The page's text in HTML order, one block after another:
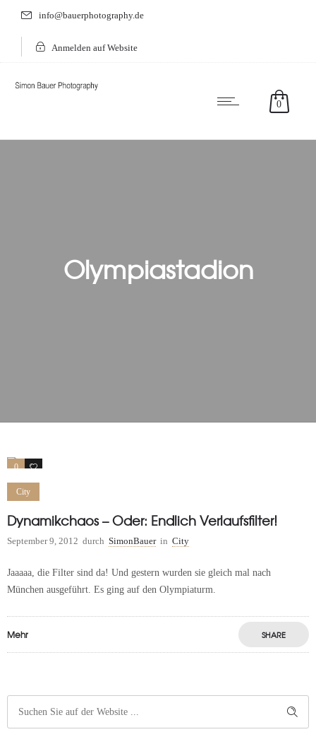
info@bauerphotography.de
Anmelden auf Website
0
Olympiastadion
0 0
City
Dynamikchaos – Oder: Endlich Verlaufsfilter!
September 9, 2012 durch SimonBauer in City
Jaaaaa, die Filter sind da! Und gestern wurden sie gleich mal nach
München ausgeführt. Es ging auf den Olympiaturm.
Mehr SHARE